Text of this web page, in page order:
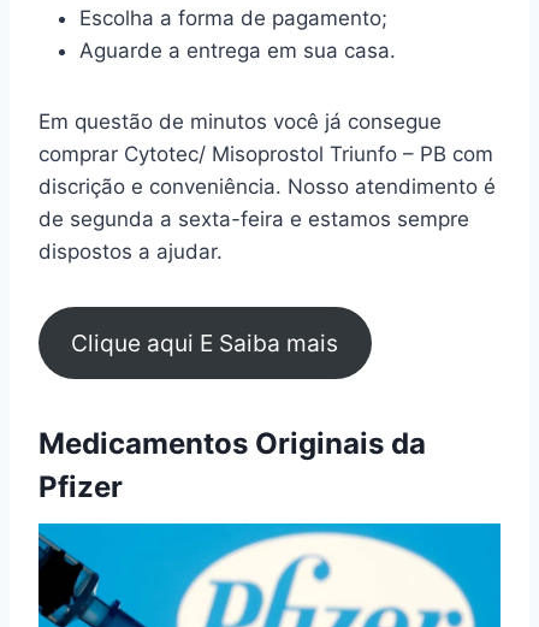
Escolha a forma de pagamento;
Aguarde a entrega em sua casa.
Em questão de minutos você já consegue
comprar Cytotec/ Misoprostol Triunfo – PB com
discrição e conveniência. Nosso atendimento é
de segunda a sexta-feira e estamos sempre
dispostos a ajudar.
Clique aqui E Saiba mais
Medicamentos Originais da
Pfizer